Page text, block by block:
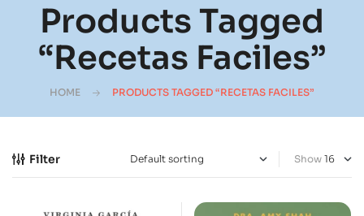
Products Tagged
“recetas Faciles”
HOME PRODUCTS TAGGED “RECETAS FACILES”
Filter Show